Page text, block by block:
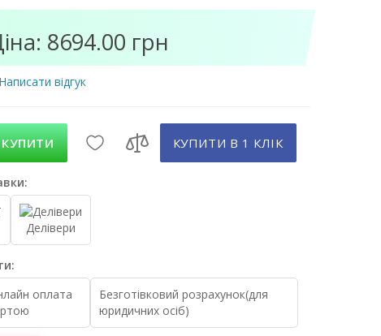
8694.00 грн
Написати відгук
КУПИТИ КУПИТИ В 1 КЛIК
Делівери
оплата
Безготівковий розрахунок(для
юридичних осіб)